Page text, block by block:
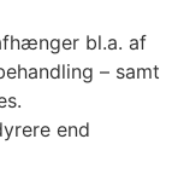
bl.a. af
– samt
end